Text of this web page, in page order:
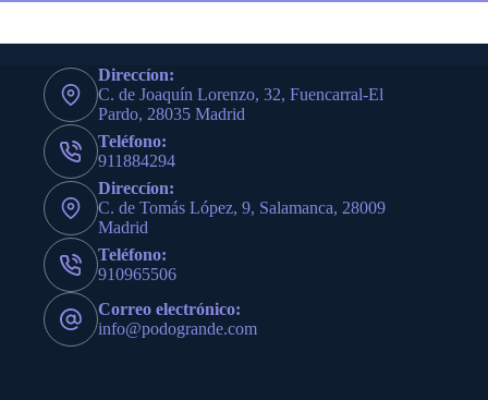
Direccíon:
C. de Joaquín Lorenzo, 32, Fuencarral-El
Pardo, 28035 Madrid
Teléfono:
911884294
Direccíon:
C. de Tomás López, 9, Salamanca, 28009
Madrid
Teléfono:
910965506
Correo electrónico:
info@podogrande.com